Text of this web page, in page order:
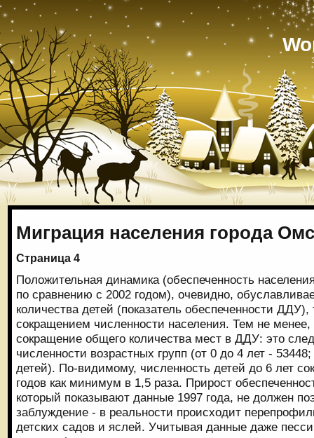
Миграция населения города
Страница 4
Положительная динамика (обеспеченность
по сравнению с 2002 годом), очевидно,
количества детей (показатель обеспеченности
сокращением численности населения. Тем не
сокращение общего количества мест в ДДУ: это
численности возрастных групп (от 0 до 4 лет -
детей). По-видимому, численность детей до 6 лет
годов как минимум в 1,5 раза. Прирост
который показывают данные 1997 года, не должен
заблуждение - в реальности происходит
детских садов и яслей. Учитывая данные даже